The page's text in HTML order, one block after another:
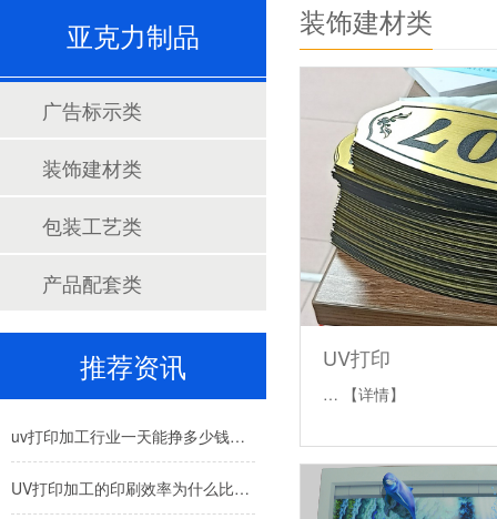
装饰建材类
UV打印
… 【详情】
亚克力制品
广告标示类
装饰建材类
包装工艺类
产品配套类
推荐资讯
uv打印加工行业一天能挣多少钱？价格受什么因素影响呢？
UV打印加工的印刷效率为什么比较高呢？